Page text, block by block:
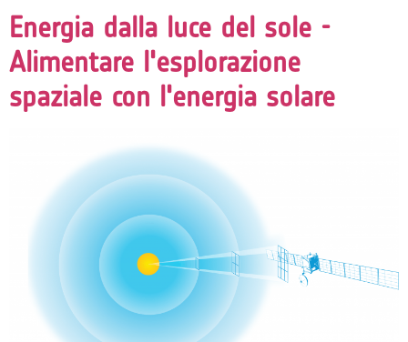
Energia dalla luce del sole -
Alimentare l'esplorazione
spaziale con l'energia solare